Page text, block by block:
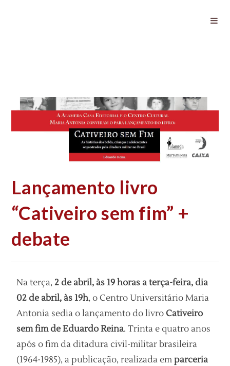
Lançamento livro
“Cativeiro sem fim” +
debate
Na terça, 2 de abril, às 19 horas a terça-feira, dia
02 de abril, às 19h, o Centro Universitário Maria
Antonia sedia o lançamento do livroCativeiro
sem fimde Eduardo Reina. Trinta e quatro anos
após o fim da ditadura civil-militar brasileira
(1964-1985), a publicação, realizada emparceria